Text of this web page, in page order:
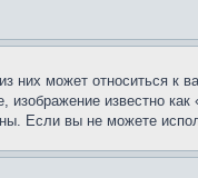
них может относиться
известно
Если вы не можете